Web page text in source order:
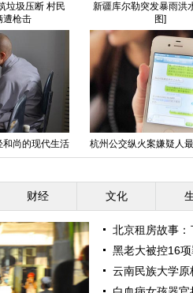
云南福贡突发泥石流17人失踪 百
海南现日侵略军将领跪地谢罪石像
财经 文化
北京租房故事
黑老大被控16
云南民族大学